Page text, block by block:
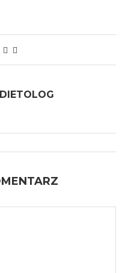
DIETOLOG